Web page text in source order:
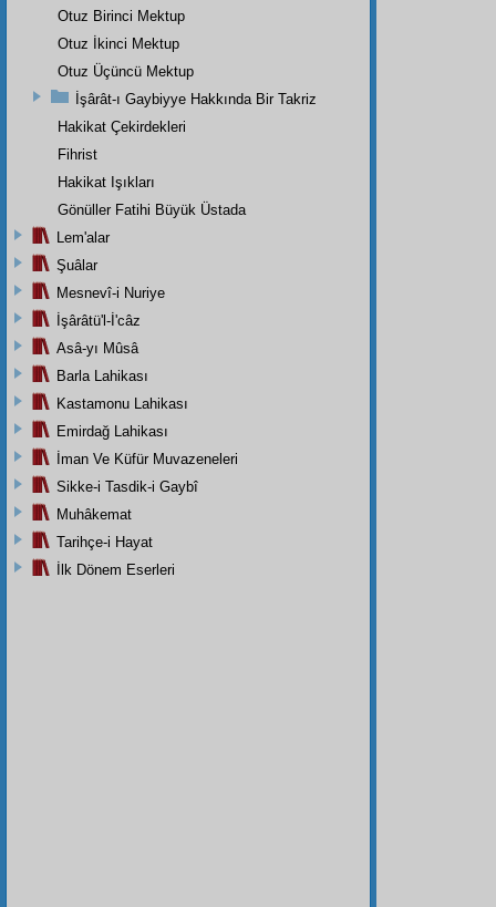
Otuz Birinci Mektup
Otuz İkinci Mektup
Otuz Üçüncü Mektup
İşârât-ı Gaybiyye Hakkında Bir Takriz
Hakikat Çekirdekleri
Fihrist
Hakikat Işıkları
Gönüller Fatihi Büyük Üstada
Lem'alar
Şuâlar
Mesnevî-i Nuriye
İşârâtü'l-İ'câz
Asâ-yı Mûsâ
Barla Lahikası
Kastamonu Lahikası
Emirdağ Lahikası
İman Ve Küfür Muvazeneleri
Sikke-i Tasdik-i Gaybî
Muhâkemat
Tarihçe-i Hayat
İlk Dönem Eserleri